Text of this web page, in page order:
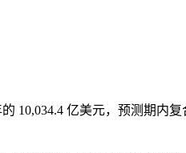
10,034.4 亿美元，预测期内